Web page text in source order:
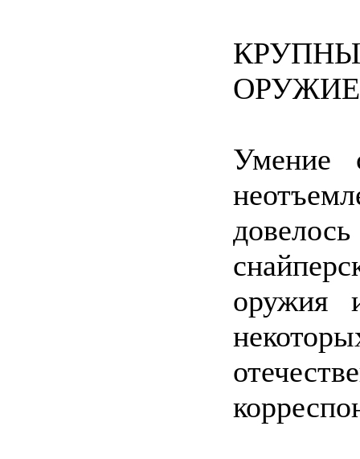
ОРУЖИЕ
Умение
оружия